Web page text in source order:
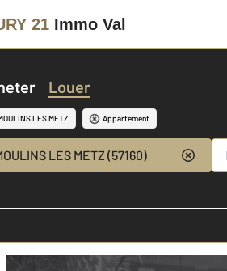
21 Immo Val
Louer
LES METZ Appartement
LES METZ (57160)